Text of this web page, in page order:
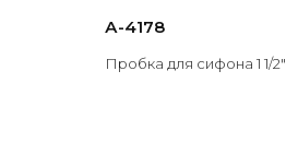
А-4178
Пробка для сифона 1 1/2"